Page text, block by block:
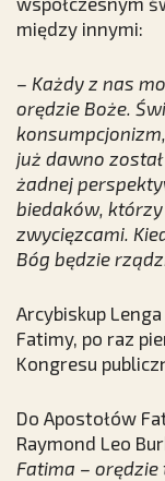
między innymi:
– Każdy z nas
orędzie Boże.
już dawno
żadnej
biedaków,
zwycięzcami.
Bóg będzie
Arcybiskup
Fatimy, po raz
Kongresu
Do Apostołów
Raymond Leo
Fatima –